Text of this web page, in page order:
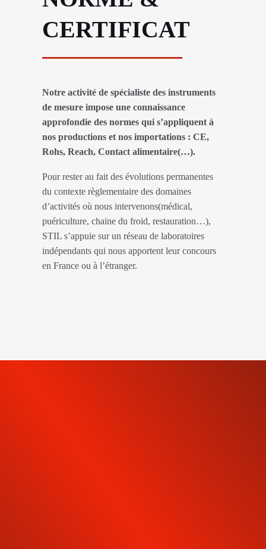
CERTIFICAT
Notre activité de spécialiste des instruments
de mesure impose une connaissance
approfondie des normes qui s’appliquent à
nos productions et nos importations : CE,
Rohs, Reach, Contact alimentaire(…).
Pour rester au fait des évolutions permanentes
du contexte règlementaire des domaines
d’activités où nous intervenons(médical,
puériculture, chaine du froid, restauration…),
STIL s’appuie sur un réseau de laboratoires
indépendants qui nous apportent leur concours
en France ou à l’étranger.